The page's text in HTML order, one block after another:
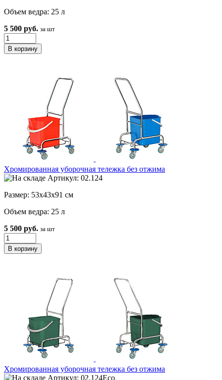
Объем ведра: 25 л
5 500 руб. за шт
Хромированная уборочная тележка без отжима
Артикул: 02.124
Размер: 53х43х91 см
Объем ведра: 25 л
5 500 руб. за шт
Хромированная уборочная тележка без отжима
Артикул: 02.124Eco